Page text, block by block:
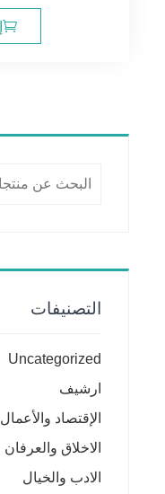
التصنيفات
Uncategorized
ارشيف
الإقتصاد والأعمال
الاخلاق والعرفان
الادب والخيال